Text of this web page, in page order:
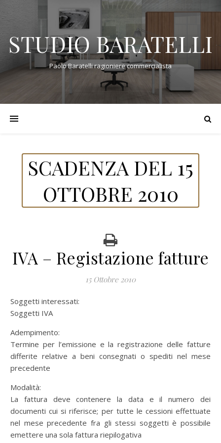
STUDIO BARATELLI
Paolo Baratelli ragioniere commercialista
SCADENZA DEL 15
OTTOBRE 2010
IVA – Registazione fatture
15 Ottobre 2010
Soggetti interessati:
Soggetti IVA
Adempimento:
Termine per l’emissione e la registrazione delle fatture
differite relative a beni consegnati o spediti nel mese
precedente
Modalità:
La fattura deve contenere la data e il numero dei
documenti cui si riferisce; per tutte le cessioni effettuate
nel mese precedente fra gli stessi soggetti è possibile
emettere una sola fattura riepilogativa